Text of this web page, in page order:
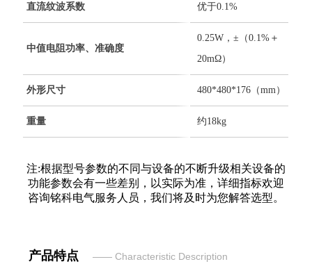
直流纹波系数 优于0.1%
中值电阻功率、准确度
0.25W，±（0.1%＋
20mΩ）
外形尺寸 480*480*176（mm）
重量 约18kg
注:根据型号参数的不同与设备的不断升级相关设备的
功能参数会有一些差别，以实际为准，详细指标欢迎
咨询铭科电气服务人员，我们将及时为您解答选型。
产品特点 —— Characteristic Description